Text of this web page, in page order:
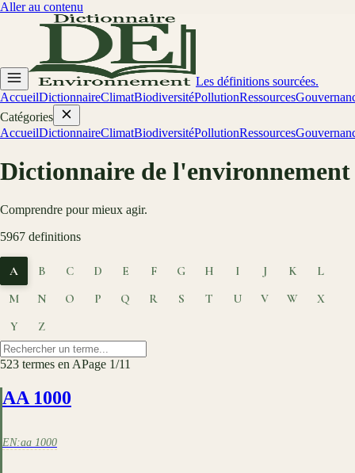
Aller au contenu
Les définitions sourcées.
AccueilDictionnaireClimatBiodiversitéPollutionRessources
Catégories
AccueilDictionnaireClimatBiodiversitéPollutionRessources
Dictionnaire de l'environnement
Comprendre pour mieux agir.
5967 definitions
A B C D E F G H I J K
L
M
N O P Q R S T U V W
X
Y
Z
523 termes en APage 1/11
AA 1000
EN:aa 1000